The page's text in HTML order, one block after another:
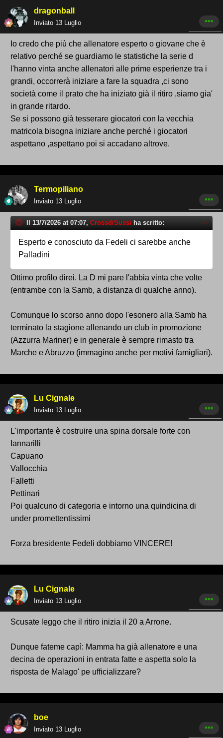
dragonball
Inviato 13 Luglio
Io credo che più che allenatore esperto o giovane che è
relativo perché se guardiamo le statistiche la serie d
l'hanno vinta anche allenatori alle prime esperienze tra i
grandi, occorrerà iniziare a fare la squadra ,ci sono
società come il prato che ha iniziato già il ritiro ,siamo gia'
in grande ritardo.
Se si possono già tesserare giocatori con la vecchia
matricola bisogna iniziare anche perché i giocatori
aspettano ,aspettano poi si accadano altrove.
Termopiliano
Inviato 13 Luglio
Il 13/7/2026 at 07:07, CrossdiSussi ha scritto:
Esperto e conosciuto da Fedeli ci sarebbe anche
Palladini
Ottimo profilo direi. La D mi pare l'abbia vinta che volte
(entrambe con la Samb, a distanza di qualche anno).
Comunque lo scorso anno dopo l'esonero alla Samb ha
terminato la stagione allenando un club in promozione
(Azzurra Mariner) e in generale è sempre rimasto tra
Marche e Abruzzo (immagino anche per motivi famigliari).
Lu Cignale
Inviato 13 Luglio
L'importante è costruire una spina dorsale forte con
Iannarilli
Capuano
Vallocchia
Falletti
Pettinari
Poi qualcuno di categoria e intorno una quindicina di
under promettentissimi
Forza bresidente Fedeli dobbiamo VINCERE!
Lu Cignale
Inviato 13 Luglio
Scusate leggo che il ritiro inizia il 20 a Arrone.
Dunque fateme capì: Mamma ha già allenatore e una
decina de operazioni in entrata fatte e aspetta solo la
risposta de Malago' pe ufficializzare?
boe
Inviato 13 Luglio